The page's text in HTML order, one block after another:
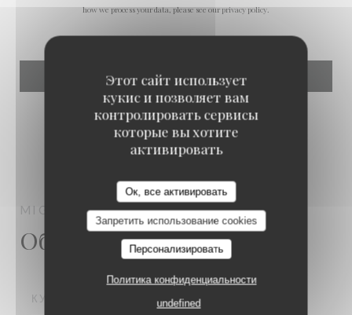
Этот сайт использует
кукис и позволяет вам
контролировать сервисы
которые вы хотите
активировать
Ок, все активировать
Запретить использование cookies
Персонализировать
Политика конфиденциальности
undefined
how we process your data, please see ourprivacy policy.
MIGLIA ITALIAN BISTROTPARIS
Общая информация
КУХНЯ
Miglia